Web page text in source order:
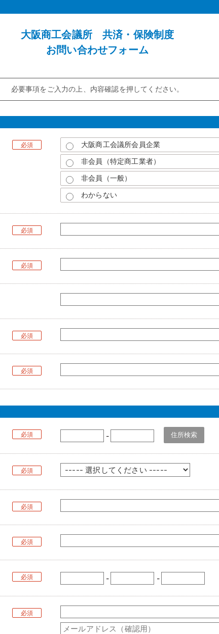
大阪商工会議所 共済・保険制度
お問い合わせフォーム
必要事項をご入力の上、内容確認を押してください。
必須
大阪商工会議所会員企業
非会員（特定商工業者）
非会員（一般）
わからない
必須
必須
必須
必須
必須 -
必須
必須
必須
必須 - -
必須